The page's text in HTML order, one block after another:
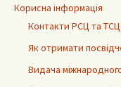
Корисна інформація
Контакти РСЦ та ТСЦ
Як отримати
Видача